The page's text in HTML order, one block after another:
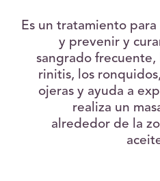
Es un tratamiento para
y prevenir y
sangrado frecuente,
rinitis, los
ojeras y ayuda a
realiza un
alrededor de la